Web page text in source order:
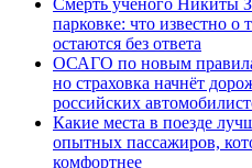
парковке: что известно о
остаются без ответа
ОСАГО по новым
но страховка начнёт
российских
Какие места в поезде
опытных пассажиров,
комфортнее